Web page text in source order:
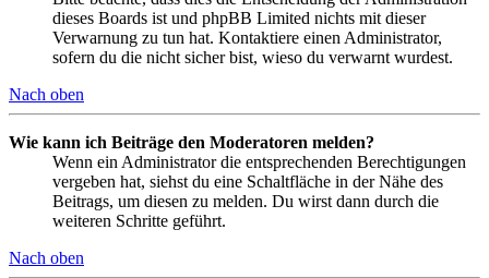
dieses Boards ist und phpBB Limited nichts mit dieser
Verwarnung zu tun hat. Kontaktiere einen Administrator,
sofern du die nicht sicher bist, wieso du verwarnt wurdest.
Nach oben
Wie kann ich Beiträge den Moderatoren melden?
Wenn ein Administrator die entsprechenden Berechtigungen
vergeben hat, siehst du eine Schaltfläche in der Nähe des
Beitrags, um diesen zu melden. Du wirst dann durch die
weiteren Schritte geführt.
Nach oben